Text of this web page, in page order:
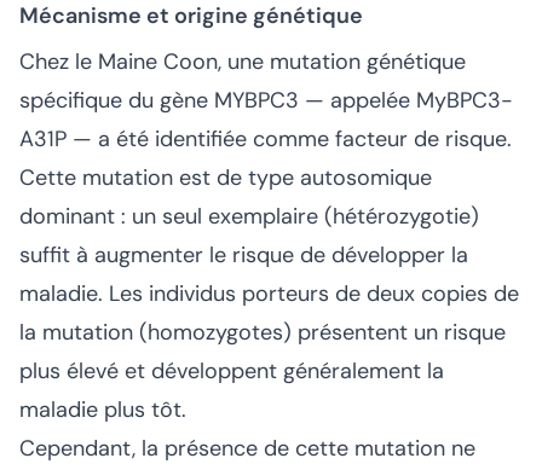
Mécanisme et origine génétique
Chez le Maine Coon, une mutation génétique
spécifique du gène MYBPC3 — appelée MyBPC3-
A31P — a été identifiée comme facteur de risque.
Cette mutation est de type autosomique
dominant : un seul exemplaire (hétérozygotie)
suffit à augmenter le risque de développer la
maladie. Les individus porteurs de deux copies de
la mutation (homozygotes) présentent un risque
plus élevé et développent généralement la
maladie plus tôt.
Cependant, la présence de cette mutation ne